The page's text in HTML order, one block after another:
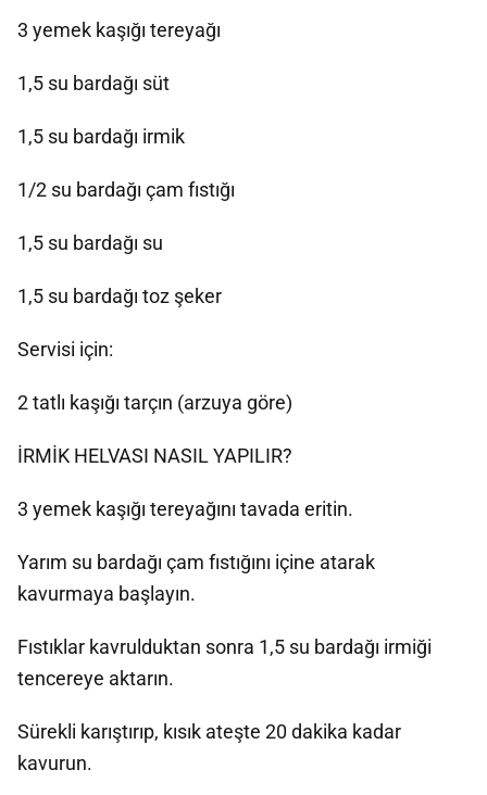
3 yemek kaşığı tereyağı
1,5 su bardağı süt
1,5 su bardağı irmik
1/2 su bardağı çam fıstığı
1,5 su bardağı su
1,5 su bardağı toz şeker
Servisi için:
2 tatlı kaşığı tarçın (arzuya göre)
İRMİK HELVASI NASIL YAPILIR?
3 yemek kaşığı tereyağını tavada eritin.
Yarım su bardağı çam fıstığını içine atarak
kavurmaya başlayın.
Fıstıklar kavrulduktan sonra 1,5 su bardağı irmiği
tencereye aktarın.
Sürekli karıştırıp, kısık ateşte 20 dakika kadar
kavurun.